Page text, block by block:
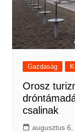
Gazdaság
Orosz
csalinak
augusztus 6,